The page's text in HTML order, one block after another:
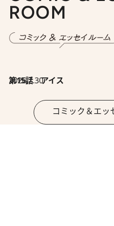
ROOM
2026.7.30
第15話 アイス
コミック＆エッ